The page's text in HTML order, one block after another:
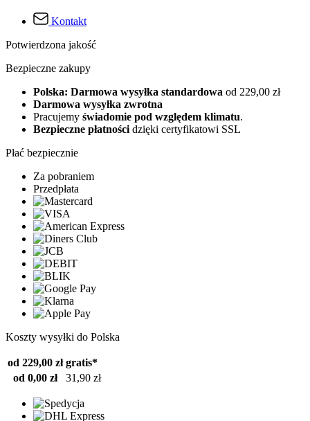
Kontakt
Potwierdzona jakość
Bezpieczne zakupy
Polska: Darmowa wysyłka standardowa od 229,00 zł
Darmowa wysyłka zwrotna
Pracujemy świadomie pod względem klimatu.
Bezpieczne płatności dzięki certyfikatowi SSL
Płać bezpiecznie
Za pobraniem
Przedpłata
Koszty wysyłki do Polska
od 229,00 zł gratis*
od 0,00 zł
31,90 zł